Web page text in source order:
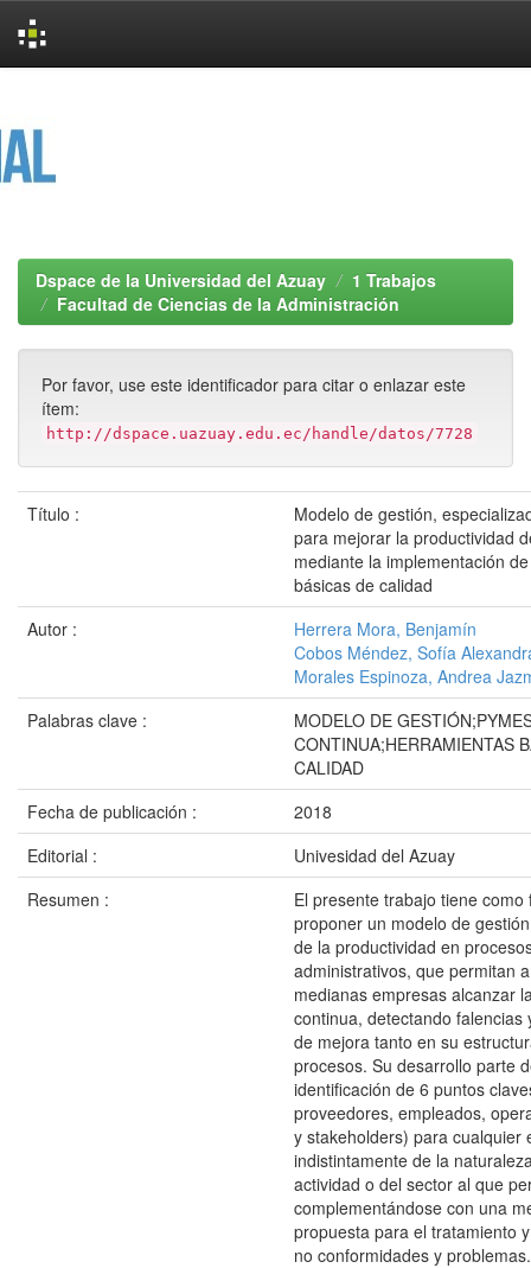
Dspace de la Universidad del Azuay
1 Trabajos
Facultad de Ciencias de la Administración
Por favor, use este identificador para citar o enlazar este
ítem:
http://dspace.uazuay.edu.ec/handle/datos/7728
Título :
Modelo de gestión,
para mejorar la productividad
mediante la implementación
básicas de calidad
Autor :
Herrera Mora, Benjamín
Cobos Méndez, Sofía
Morales Espinoza, Andrea
Palabras clave :
MODELO DE
CONTINUA;HERRAMIENTAS
CALIDAD
Fecha de publicación :
2018
Editorial :
Univesidad del Azuay
Resumen :
El presente trabajo tiene como
proponer un modelo de
de la productividad en
administrativos, que permitan
medianas empresas alcanzar
continua, detectando falencias
de mejora tanto en su
procesos. Su desarrollo parte
identificación de 6 puntos
proveedores, empleados,
y stakeholders) para cualquier
indistintamente de la
actividad o del sector al que
complementándose con una
propuesta para el tratamiento
no conformidades y problemas.